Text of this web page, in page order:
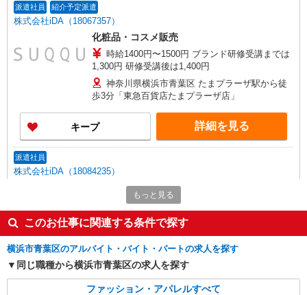
派遣社員 紹介予定派遣
株式会社iDA（18067357）
化粧品・コスメ販売
時給1400円〜1500円 ブランド研修受講までは
1,300円 研修受講後は1,400円
神奈川県横浜市青葉区 たまプラーザ駅から徒
歩3分「東急百貨店たまプラーザ店」
キープ 詳細を見る
派遣社員
株式会社iDA（18084235）
生活雑貨・小物販売
時給1600円〜1600円 ご経験・スキルにより考
慮致します
神奈川県横浜市青葉区 東急田園都市線 たまプ
ラーザ駅 直結
キープ 詳細を見る
もっと見る
このお仕事に関連する条件で探す
横浜市青葉区のアルバイト・バイト・パートの求人を探す
同じ職種から横浜市青葉区の求人を探す
ファッション・アパレルすべて